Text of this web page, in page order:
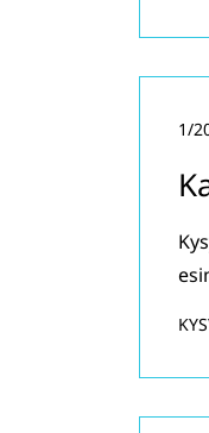
1/